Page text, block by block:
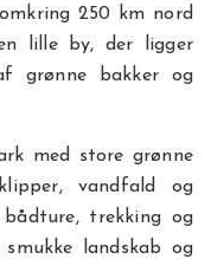
250 km nord
lille by, der ligger
grønne bakker og
med store grønne
vandfald og
trekking og
landskab og